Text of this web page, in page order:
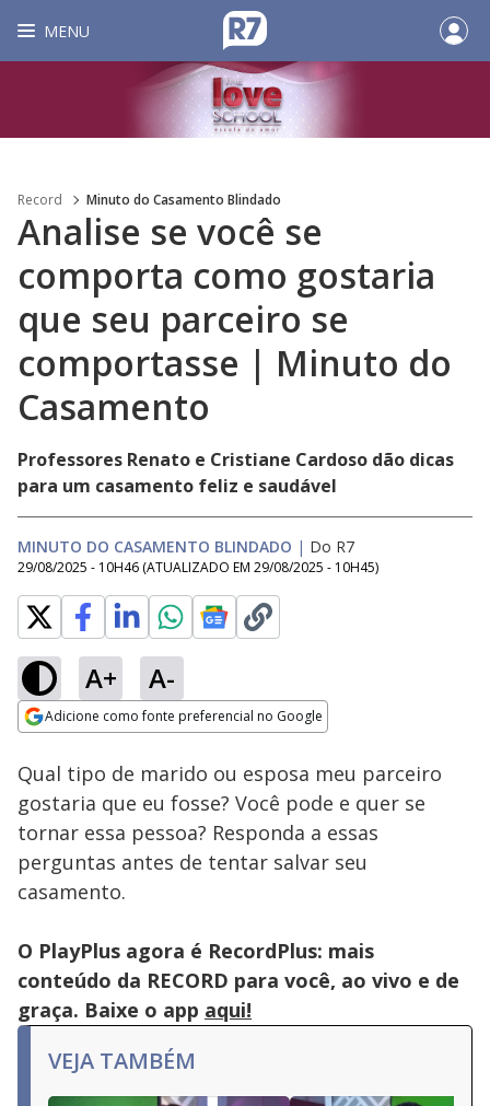
MENU
Record Minuto do Casamento Blindado
Analise se você se
comporta como gostaria
que seu parceiro se
comportasse | Minuto do
Casamento
Professores Renato e Cristiane Cardoso dão dicas
para um casamento feliz e saudável
MINUTO DO CASAMENTO BLINDADO | Do R7
29/08/2025 - 10H46 (ATUALIZADO EM 29/08/2025 - 10H45)
A+ A-
Adicione como fonte preferencial no Google
Ativar
87.47%
Qual tipo de marido ou esposa meu parceiro
gostaria que eu fosse? Você pode e quer se
tornar essa pessoa? Responda a essas
perguntas antes de tentar salvar seu
casamento.
O PlayPlus agora é RecordPlus: mais
conteúdo da RECORD para você, ao vivo e de
graça. Baixe o app aqui!
VEJA TAMBÉM